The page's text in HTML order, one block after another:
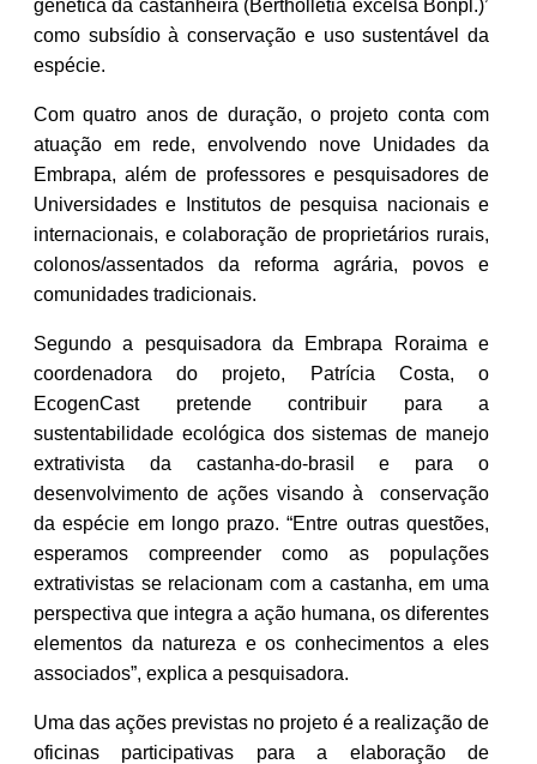
genética da castanheira (Bertholletia excelsa Bonpl.)’
como subsídio à conservação e uso sustentável da
espécie.
Com quatro anos de duração, o projeto conta com
atuação em rede, envolvendo nove Unidades da
Embrapa, além de professores e pesquisadores de
Universidades e Institutos de pesquisa nacionais e
internacionais, e colaboração de proprietários rurais,
colonos/assentados da reforma agrária, povos e
comunidades tradicionais.
Segundo a pesquisadora da Embrapa Roraima e
coordenadora do projeto, Patrícia Costa, o
EcogenCast pretende contribuir para a
sustentabilidade ecológica dos sistemas de manejo
extrativista da castanha-do-brasil e para o
desenvolvimento de ações visando à conservação
da espécie em longo prazo. “Entre outras questões,
esperamos compreender como as populações
extrativistas se relacionam com a castanha, em uma
perspectiva que integra a ação humana, os diferentes
elementos da natureza e os conhecimentos a eles
associados”, explica a pesquisadora.
Uma das ações previstas no projeto é a realização de
oficinas participativas para a elaboração de